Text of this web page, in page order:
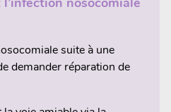
suite à une
demander réparation de